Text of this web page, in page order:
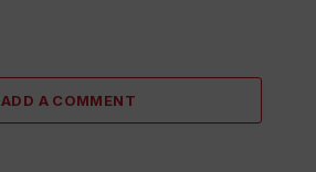
ADD A COMMENT